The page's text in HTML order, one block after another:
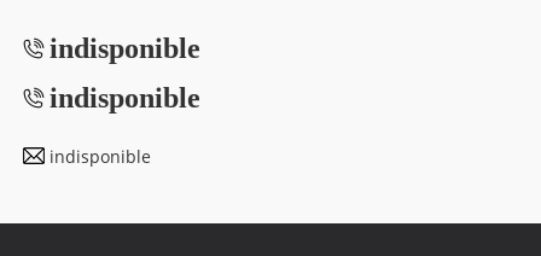
indisponible
indisponible
indisponible